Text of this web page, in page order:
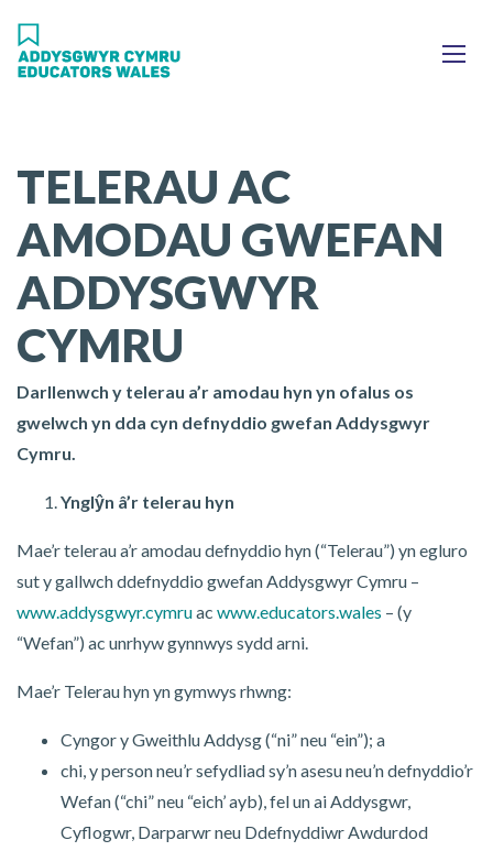
main
TELERAU AC
AMODAU GWEFAN
ADDYSGWYR
CYMRU
Darllenwch y telerau a’r amodau hyn yn ofalus os
gwelwch yn dda cyn defnyddio gwefan Addysgwyr
Cymru.
Ynglŷn â’r telerau hyn
Mae’r telerau a’r amodau defnyddio hyn (“Telerau”) yn egluro
sut y gallwch ddefnyddio gwefan Addysgwyr Cymru –
www.addysgwyr.cymruac www.educators.wales – (y
“Wefan”) ac unrhyw gynnwys sydd arni.
Mae’r Telerau hyn yn gymwys rhwng:
Cyngor y Gweithlu Addysg (“ni” neu “ein”); a
chi, y person neu’r sefydliad sy’n asesu neu’n defnyddio’r
Wefan (“chi” neu “eich’ ayb), fel un ai Addysgwr,
Cyflogwr, Darparwr neu Ddefnyddiwr Awdurdod